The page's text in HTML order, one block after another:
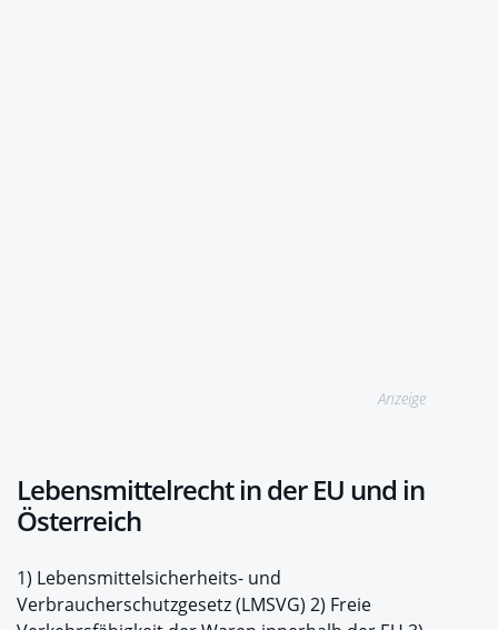
Anzeige
Lebensmittelrecht in der EU und in
Österreich
1) Lebensmittelsicherheits- und
Verbraucherschutzgesetz (LMSVG) 2) Freie